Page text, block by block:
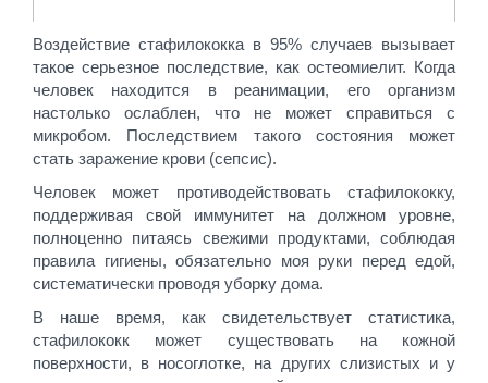
Воздействие стафилококка в 95% случаев вызывает
такое серьезное последствие, как остеомиелит. Когда
человек находится в реанимации, его организм
настолько ослаблен, что не может справиться с
микробом. Последствием такого состояния может
стать заражение крови (сепсис).
Человек может противодействовать стафилококку,
поддерживая свой иммунитет на должном уровне,
полноценно питаясь свежими продуктами, соблюдая
правила гигиены, обязательно моя руки перед едой,
систематически проводя уборку дома.
В наше время, как свидетельствует статистика,
стафилококк может существовать на кожной
поверхности, в носоглотке, на других слизистых и у